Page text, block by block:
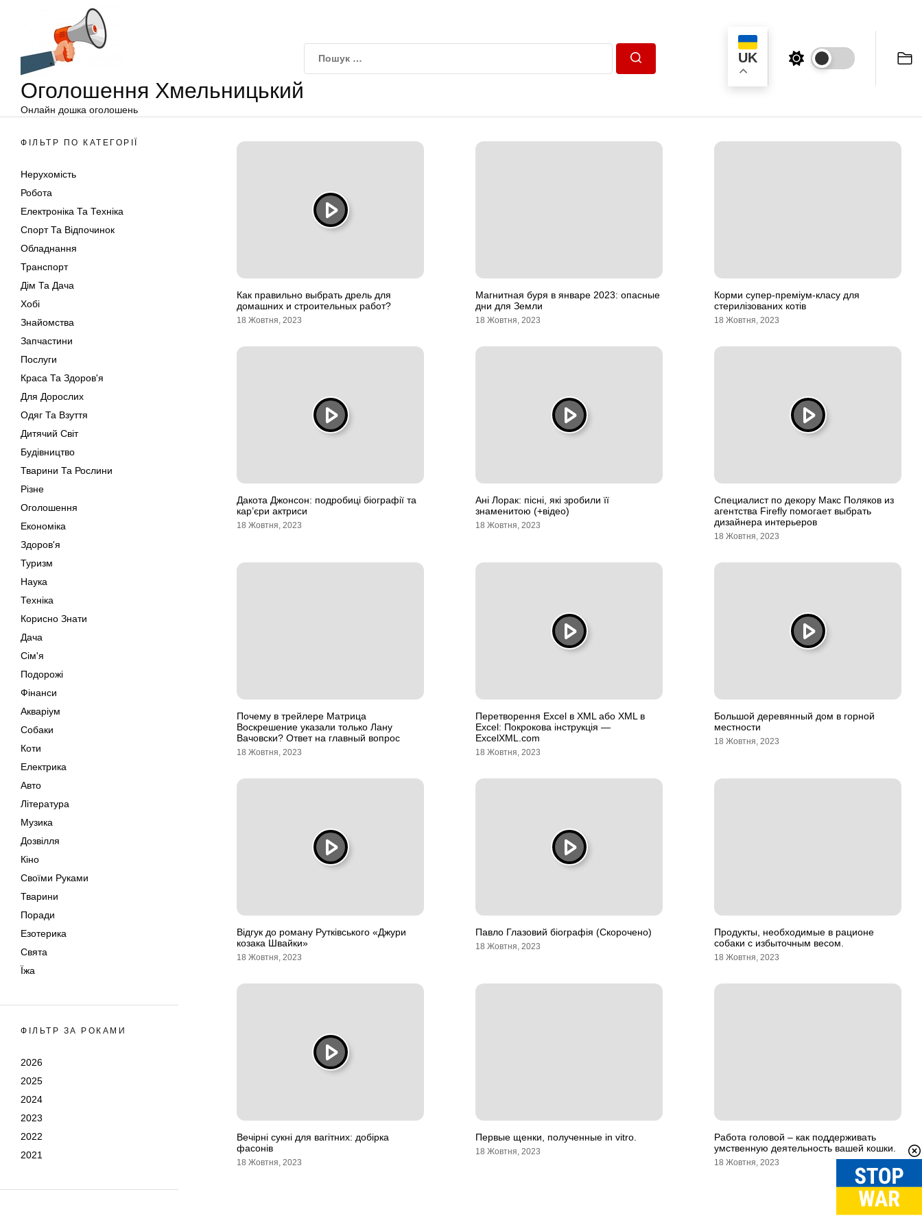
Оголошення Хмельницький
Онлайн дошка оголошень
UK
ФІЛЬТР ПО КАТЕГОРІЇ
Нерухомість
Робота
Електроніка Та Техніка
Спорт Та Відпочинок
Обладнання
Транспорт
Дім Та Дача
Хобі
Знайомства
Запчастини
Послуги
Краса Та Здоров'я
Для Дорослих
Одяг Та Взуття
Дитячий Світ
Будівництво
Тварини Та Рослини
Різне
Оголошення
Економіка
Здоров'я
Туризм
Наука
Техніка
Корисно Знати
Дача
Сім'я
Подорожі
Фінанси
Акваріум
Собаки
Коти
Електрика
Авто
Література
Музика
Дозвілля
Кіно
Своїми Руками
Тварини
Поради
Езотерика
Свята
Їжа
ФІЛЬТР ЗА РОКАМИ
2026
2025
2024
2023
2022
2021
Как правильно выбрать дрель для
домашних и строительных работ?
18 Жовтня, 2023
Магнитная буря в январе 2023: опасные
дни для Земли
18 Жовтня, 2023
Корми супер-преміум-класу для
стерилізованих котів
18 Жовтня, 2023
Дакота Джонсон: подробиці біографії та
кар’єри актриси
18 Жовтня, 2023
Ані Лорак: пісні, які зробили її
знаменитою (+відео)
18 Жовтня, 2023
Специалист по декору Макс Поляков из
агентства Firefly помогает выбрать
дизайнера интерьеров
18 Жовтня, 2023
Почему в трейлере Матрица
Воскрешение указали только Лану
Вачовски? Ответ на главный вопрос
18 Жовтня, 2023
Перетворення Excel в XML або XML в
Excel: Покрокова інструкція —
ExcelXML.com
18 Жовтня, 2023
Большой деревянный дом в горной
местности
18 Жовтня, 2023
Відгук до роману Рутківського «Джури
козака Швайки»
18 Жовтня, 2023
Павло Глазовий біографія (Скорочено)
18 Жовтня, 2023
Продукты, необходимые в рационе
собаки с избыточным весом.
18 Жовтня, 2023
Вечірні сукні для вагітних: добірка
фасонів
18 Жовтня, 2023
Первые щенки, полученные in vitro.
18 Жовтня, 2023
Работа головой – как поддерживать
умственную деятельность вашей кошки.
18 Жовтня, 2023